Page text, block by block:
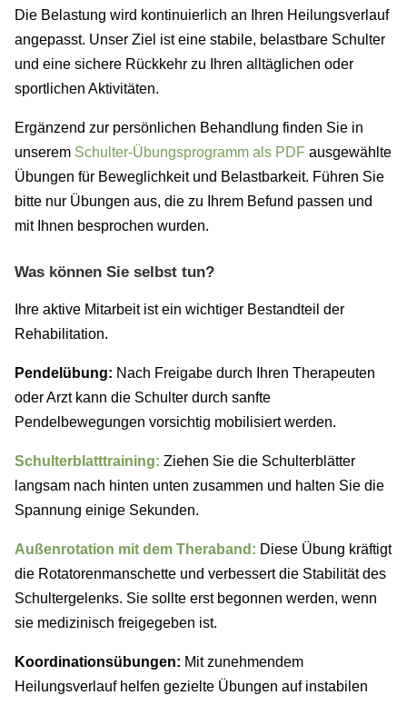
Die Belastung wird kontinuierlich an Ihren Heilungsverlauf
angepasst. Unser Ziel ist eine stabile, belastbare Schulter
und eine sichere Rückkehr zu Ihren alltäglichen oder
sportlichen Aktivitäten.
Ergänzend zur persönlichen Behandlung finden Sie in
unserem Schulter-Übungsprogramm als PDF ausgewählte
Übungen für Beweglichkeit und Belastbarkeit. Führen Sie
bitte nur Übungen aus, die zu Ihrem Befund passen und
mit Ihnen besprochen wurden.
Was können Sie selbst tun?
Ihre aktive Mitarbeit ist ein wichtiger Bestandteil der
Rehabilitation.
Pendelübung: Nach Freigabe durch Ihren Therapeuten
oder Arzt kann die Schulter durch sanfte
Pendelbewegungen vorsichtig mobilisiert werden.
Schulterblatttraining: Ziehen Sie die Schulterblätter
langsam nach hinten unten zusammen und halten Sie die
Spannung einige Sekunden.
Außenrotation mit dem Theraband: Diese Übung kräftigt
die Rotatorenmanschette und verbessert die Stabilität des
Schultergelenks. Sie sollte erst begonnen werden, wenn
sie medizinisch freigegeben ist.
Koordinationsübungen: Mit zunehmendem
Heilungsverlauf helfen gezielte Übungen auf instabilen